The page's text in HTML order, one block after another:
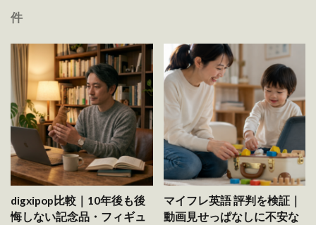
件
digxipop比較｜10年後も後
悔しない記念品・フィギュ
マイフレ英語 評判を検証｜
動画見せっぱなしに不安な